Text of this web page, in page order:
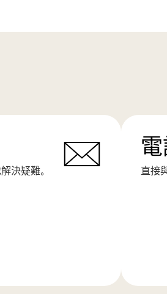
決疑難。 直接